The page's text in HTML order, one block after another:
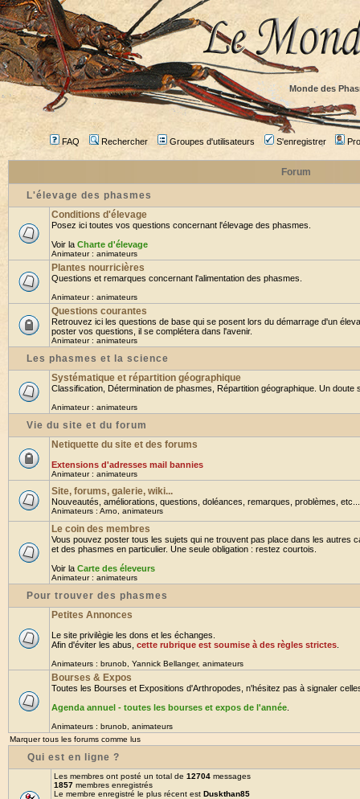
Monde des
FAQ Rechercher Groupes d'utilisateurs S'enregistrer
Forum
L'élevage des phasmes
Conditions d'élevage
Posez ici toutes vos questions concernant l'élevage des phasmes.
Voir la Charte d'élevage
Animateur : animateurs
Plantes nourricières
Questions et remarques concernant l'alimentation des phasmes.
Animateur : animateurs
Questions courantes
Retrouvez ici les questions de base qui se posent lors du démarrage d'un
poster vos questions, il se complétera dans l'avenir.
Animateur : animateurs
Les phasmes et la science
Systématique et répartition géographique
Classification, Détermination de phasmes, Répartition géographique. Un doute
Animateur : animateurs
Vie du site et du forum
Netiquette du site et des forums
Extensions d'adresses mail bannies
Animateur : animateurs
Site, forums, galerie, wiki...
Nouveautés, améliorations, questions, doléances, remarques, problèmes,
Animateurs : Arno animateurs
Le coin des membres
Vous pouvez poster tous les sujets qui ne trouvent pas place dans les autres
et des phasmes en particulier. Une seule obligation : restez courtois.
Voir la Carte des éleveurs
Animateur : animateurs
Pour trouver des phasmes
Petites Annonces
Le site privilègie les dons et les échanges.
Afin d'éviter les abus, cette rubrique est soumise à des règles strictes
Animateurs : brunob Yannick Bellanger, animateurs
Bourses & Expos
Toutes les Bourses et Expositions d'Arthropodes, n'hésitez pas à signaler
Agenda annuel - toutes les bourses et expos de l'année
Animateurs : brunob animateurs
Marquer tous les forums comme lus
Qui est en ligne ?
Les membres ont posté un total de 12704 messages
1857 membres enregistrés
Le membre enregistré le plus récent est Duskthan85